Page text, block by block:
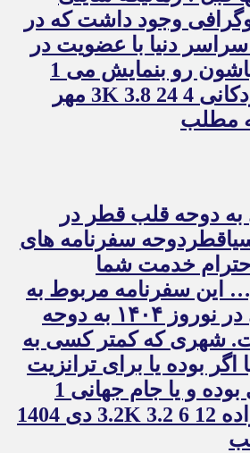
وجود داشت که در
دنیا با عضویت در
این سایت عکسهاشون رو بنمایش می 1
علیرضا بهجتی اردکانی 4 3K 3.8 24 مهر
دوحه قلب قطر در
سفرنامه های
و احترام خدمت شما
این سفرنامه مربوط به
سفر یک هفته ای در نوروز ۱۴۰۴ به دوحه
شهری که کمتر کسی به
بوده یا برای ترانزیت
پرواز های قطری بوده و یا جام جهانی 1
عاطفه کربلایی زاده 12 3.2K 3.2 6 دی 1404